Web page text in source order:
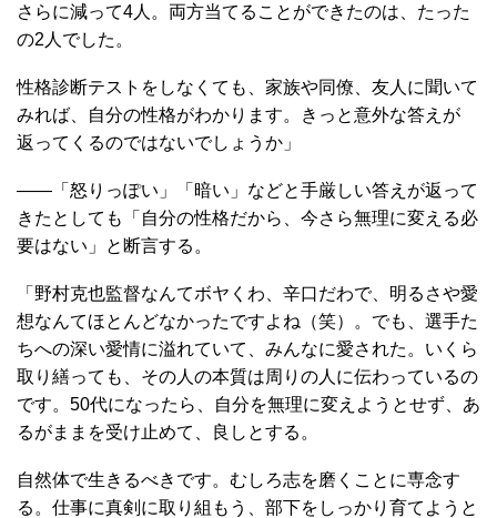
さらに減って4人。両方当てることができたのは、たった
の2人でした。
性格診断テストをしなくても、家族や同僚、友人に聞いて
みれば、自分の性格がわかります。きっと意外な答えが
返ってくるのではないでしょうか」
――「怒りっぽい」「暗い」などと手厳しい答えが返って
きたとしても「自分の性格だから、今さら無理に変える必
要はない」と断言する。
「野村克也監督なんてボヤくわ、辛口だわで、明るさや愛
想なんてほとんどなかったですよね（笑）。でも、選手た
ちへの深い愛情に溢れていて、みんなに愛された。いくら
取り繕っても、その人の本質は周りの人に伝わっているの
です。50代になったら、自分を無理に変えようとせず、あ
るがままを受け止めて、良しとする。
自然体で生きるべきです。むしろ志を磨くことに専念す
る。仕事に真剣に取り組もう、部下をしっかり育てようと